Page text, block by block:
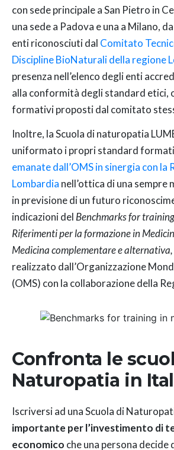
con sede principale a San Pietro in
una sede a Padova e una a Milano,
enti riconosciuti dal Comitato
Discipline BioNaturali della regione
presenza nell’elenco degli enti
alla conformità degli standard etici,
formativi proposti dal comitato
Inoltre, la Scuola di naturopatia
uniformato i propri standard
emanate dall’OMS in sinergia con la
Lombardia nell’ottica di una sempre
in previsione di un futuro
indicazioni del Benchmarks for
Riferimenti per la formazione in
Medicina complementare e alternativa,
realizzato dall’Organizzazione
(OMS) con la collaborazione della
Confronta le
Naturopatia in
Iscriversi ad una Scuola di
importante per l’investimento di
economico che una persona